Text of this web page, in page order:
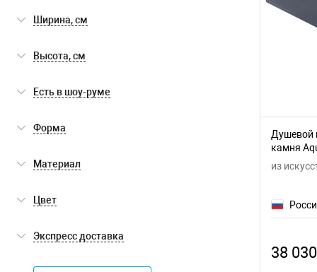
Ширина, см
Высота, см
Есть в шоу-руме
Форма
Материал
Цвет
Экспресс доставка
Экспресс доставка(0)
Душевой
камня
из
38